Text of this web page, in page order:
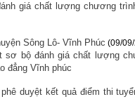
giá chất lượng chương
Sông Lô- Vĩnh Phúc (09/
sơ bộ đánh giá chất lượng
đẳng Vĩnh phúc
duyệt kết quả điểm thi